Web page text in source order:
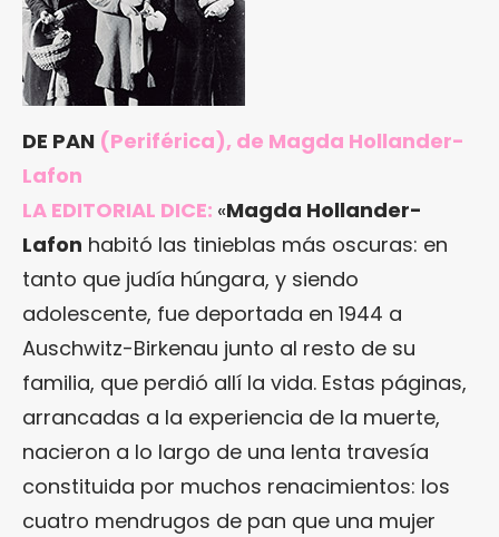
DE PAN (Periférica), de Magda Hollander-
Lafon
LA EDITORIAL DICE: «Magda Hollander-
Lafon habitó las tinieblas más oscuras: en
tanto que judía húngara, y siendo
adolescente, fue deportada en 1944 a
Auschwitz-Birkenau junto al resto de su
familia, que perdió allí la vida. Estas páginas,
arrancadas a la experiencia de la muerte,
nacieron a lo largo de una lenta travesía
constituida por muchos renacimientos: los
cuatro mendrugos de pan que una mujer